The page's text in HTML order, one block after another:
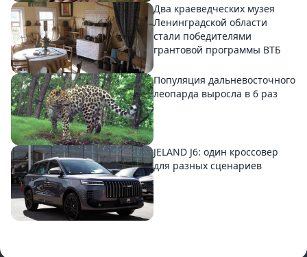
Два краеведческих музея
Ленинградской области
стали победителями
грантовой программы ВТБ
Популяция дальневосточного
леопарда выросла в 6 раз
JELAND J6: один кроссовер
для разных сценариев